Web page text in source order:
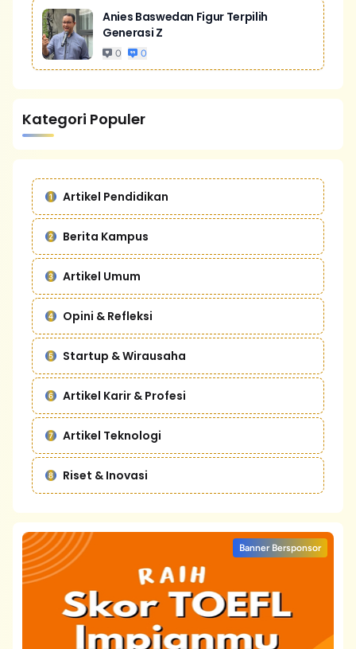
Anies Baswedan Figur Terpilih
Generasi Z
0 0
Kategori Populer
Artikel Pendidikan
Berita Kampus
Artikel Umum
Opini & Refleksi
Startup & Wirausaha
Artikel Karir & Profesi
Artikel Teknologi
Riset & Inovasi
Banner Bersponsor